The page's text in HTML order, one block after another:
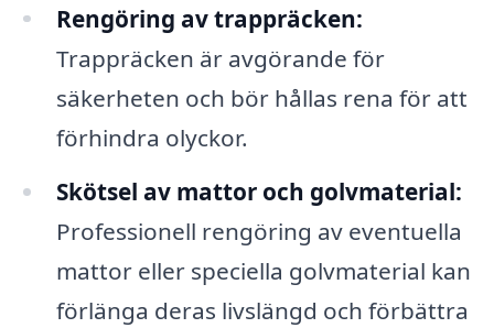
Rengöring av trappräcken:
Trappräcken är avgörande för
säkerheten och bör hållas rena för att
förhindra olyckor.
Skötsel av mattor och golvmaterial:
Professionell rengöring av eventuella
mattor eller speciella golvmaterial kan
förlänga deras livslängd och förbättra